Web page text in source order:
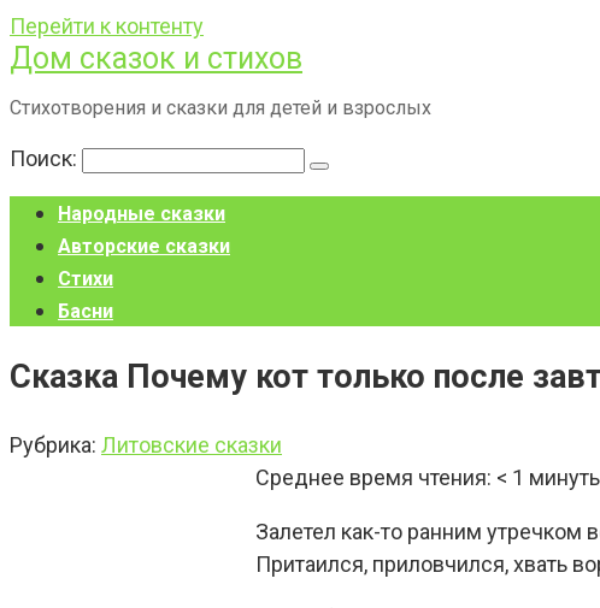
Перейти к контенту
Дом сказок и стихов
Стихотворения и сказки для детей и взрослых
Поиск:
Народные сказки
Авторские сказки
Стихи
Басни
Сказка Почему кот только после
Рубрика: Литовские сказки
Среднее время чтения: < 1
Залетел как-то ранним утречком
Притаился, приловчился, хвать